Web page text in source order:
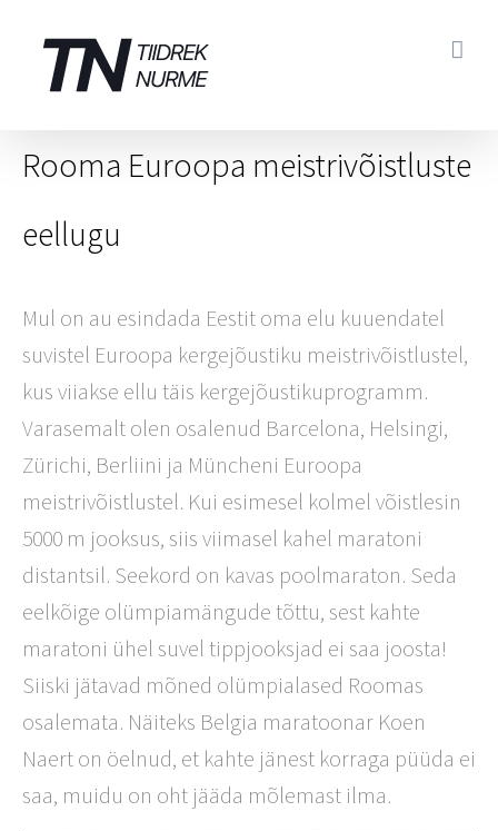
content
Rooma Euroopa meistrivõistluste
eellugu
Mul on au esindada Eestit oma elu kuuendatel
suvistel Euroopa kergejõustiku meistrivõistlustel,
kus viiakse ellu täis kergejõustikuprogramm.
Varasemalt olen osalenud Barcelona, Helsingi,
Zürichi, Berliini ja Müncheni Euroopa
meistrivõistlustel. Kui esimesel kolmel võistlesin
5000 m jooksus, siis viimasel kahel maratoni
distantsil. Seekord on kavas poolmaraton. Seda
eelkõige olümpiamängude tõttu, sest kahte
maratoni ühel suvel tippjooksjad ei saa joosta!
Siiski jätavad mõned olümpialased Roomas
osalemata. Näiteks Belgia maratoonar Koen
Naert on öelnud, et kahte jänest korraga püüda ei
saa, muidu on oht jääda mõlemast ilma.